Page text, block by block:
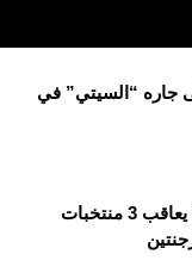
جاره “السيتي” في
مونديال 2022.. “الفيفا” يعاقب 3 منتخبات